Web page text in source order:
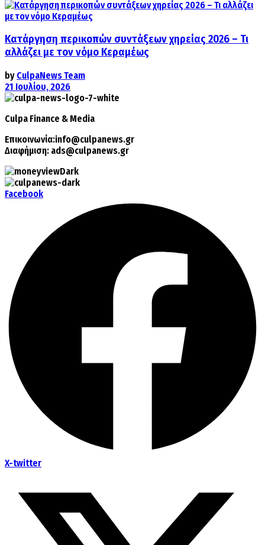
Κατάργηση περικοπών συντάξεων χηρείας 2026 – Τι
αλλάζει με τον νόμο Κεραμέως
by CulpaNews Team
21 Ιουλίου, 2026
Culpa Finance & Media
Επικοινωνία:info@culpanews.gr
Διαφήμιση: ads@culpanews.gr
Facebook
X-twitter